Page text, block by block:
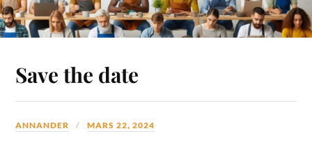
Save the date
ANNANDER MARS 22, 2024